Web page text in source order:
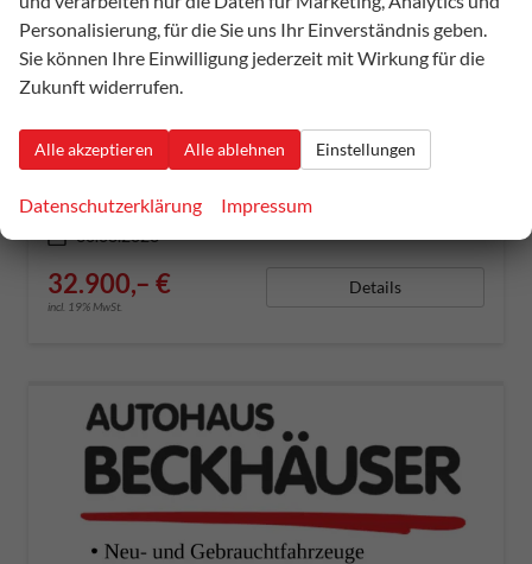
Cupra Leon Sportstourer
VZ 2,0TSI DSG 4Drive - AHK, SHZ
Fahrzeugnummer 54240 Getriebe
Leistung 228 kW (310 PS) Kilometerstand 12.000 km
30.08.2023
32.900,– €
incl. 19% MwSt.
Details
Personalisierung, für die Sie uns Ihr Einverständnis geben.
Sie können Ihre Einwilligung jederzeit mit Wirkung für die
Zukunft widerrufen.
Alle akzeptieren Alle ablehnen Einstellungen
Datenschutzerklärung Impressum